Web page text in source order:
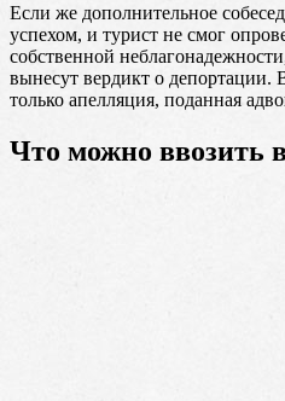
Если же дополнительное
успехом, и турист не смог
собственной
вынесут вердикт о депортации.
только апелляция, поданная
Что можно ввозить